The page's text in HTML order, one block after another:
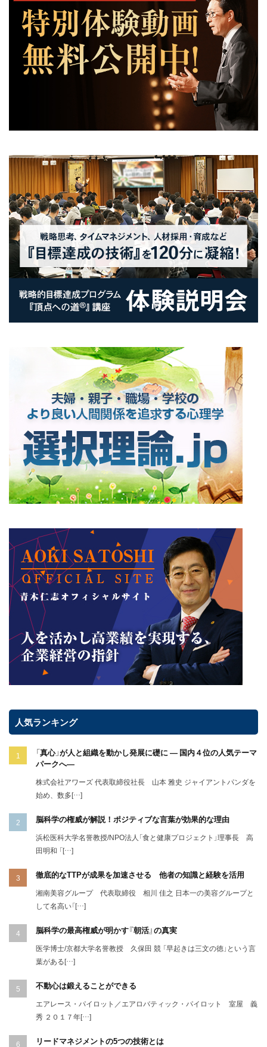
人気ランキング
「真心」が人と組織を動かし発展に礎に ― 国内４位の人気テーマ
パークへ―
株式会社アワーズ 代表取締役社長 山本 雅史 ジャイアントパンダを
始め、数多[…]
脳科学の権威が解説！ポジティブな言葉が効果的な理由
浜松医科大学名誉教授/NPO法人「食と健康プロジェクト」理事長 高
田明和 「[…]
徹底的なTTPが成果を加速させる 他者の知識と経験を活用
湘南美容グループ 代表取締役 相川 佳之 日本一の美容グループと
して名高い「[…]
脳科学の最高権威が明かす『朝活』の真実
医学博士/京都大学名誉教授 久保田 競 「早起きは三文の徳」という言
葉がある[…]
不動心は鍛えることができる
エアレース・パイロット／エアロバティック・パイロット 室屋 義
秀 ２０１７年[…]
リードマネジメントの5つの技術とは